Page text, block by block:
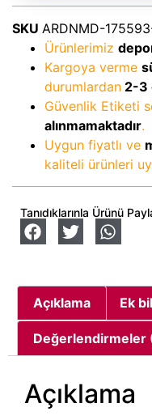
SKU ARDNMD-
Ürünlerimiz
Kargoya verme
durumlardan 2-3
Güvenlik Etiketi
alınmamaktadır.
Uygun fiyatlı ve
kaliteli ürünleri
Tanıdıklarınla Ürünü
Açıklama Ek
Değerlendirmeler
Açıklama